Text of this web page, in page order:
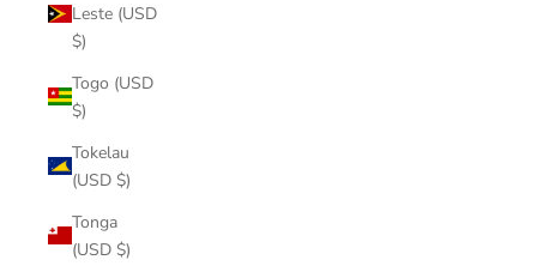
Leste (USD
$)
Togo (USD
$)
Tokelau
(USD $)
Tonga
(USD $)